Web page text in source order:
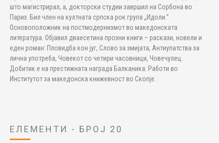
што магистрирал, а, докторски студии завршил на Сорбона во
Париз. Бил член на култната српска рок група „Идоли.“
Основоположник на постмодернизмот во македонската
литература. Објавил дваесетина прозни книги – раскази, новели и
еден роман: Пловидба кон југ, Слово за змијата, Антиупатства за
лична употреба, Човекот со четири часовници, Човечулец.
Добитик е на престижната награда Балканика: Работи во
Институтот за македонска книжевност во Скопје.
ЕЛЕМЕНТИ - БРОЈ 20